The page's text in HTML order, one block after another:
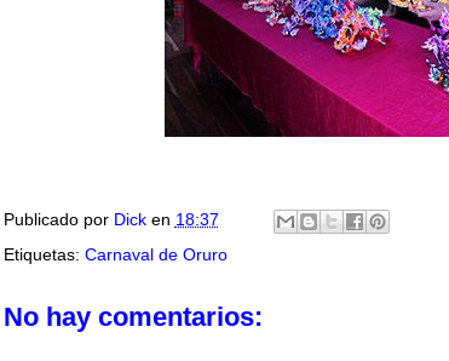
Publicado por Dick en 18:37
Etiquetas: Carnaval de Oruro
No hay comentarios: